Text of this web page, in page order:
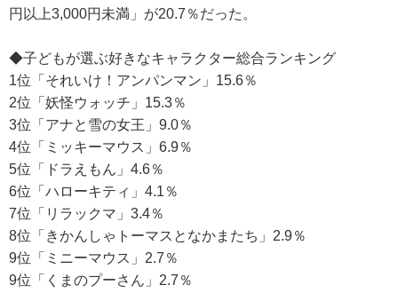
円以上3,000円未満」が20.7％だった。
◆子どもが選ぶ好きなキャラクター総合ランキング
1位「それいけ！アンパンマン」15.6％
2位「妖怪ウォッチ」15.3％
3位「アナと雪の女王」9.0％
4位「ミッキーマウス」6.9％
5位「ドラえもん」4.6％
6位「ハローキティ」4.1％
7位「リラックマ」3.4％
8位「きかんしゃトーマスとなかまたち」2.9％
9位「ミニーマウス」2.7％
9位「くまのプーさん」2.7％